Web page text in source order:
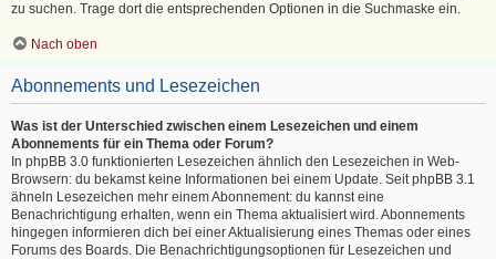
zu suchen. Trage dort die entsprechenden Optionen in die Suchmaske ein.
Nach oben
Abonnements und Lesezeichen
Was ist der Unterschied zwischen einem Lesezeichen und einem
Abonnements für ein Thema oder Forum?
In phpBB 3.0 funktionierten Lesezeichen ähnlich den Lesezeichen in Web-
Browsern: du bekamst keine Informationen bei einem Update. Seit phpBB 3.1
ähneln Lesezeichen mehr einem Abonnement: du kannst eine
Benachrichtigung erhalten, wenn ein Thema aktualisiert wird. Abonnements
hingegen informieren dich bei einer Aktualisierung eines Themas oder eines
Forums des Boards. Die Benachrichtigungsoptionen für Lesezeichen und